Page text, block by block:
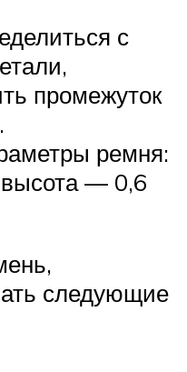
с
промежуток
ремня:
— 0,6
следующие